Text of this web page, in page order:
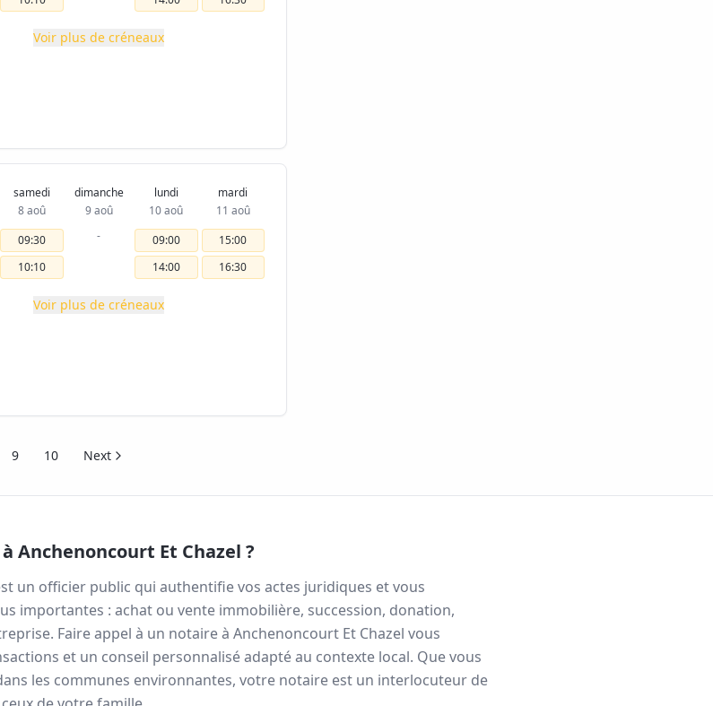
Voir plus de créneaux
samedi
8 aoû
09:30
10:10
dimanche
9 aoû
-
lundi
10 aoû
09:00
14:00
mardi
11 aoû
15:00
16:30
Voir plus de créneaux
9 10 Next
Anchenoncourt Et Chazel ?
un officier public qui authentifie vos actes juridiques et vous
importantes : achat ou vente immobilière, succession, donation,
Faire appel à un notaire à Anchenoncourt Et Chazel vous
et un conseil personnalisé adapté au contexte local. Que vous
les communes environnantes, votre notaire est un interlocuteur de